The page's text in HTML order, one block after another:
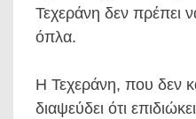
Τεχεράνη δεν πρέπει
όπλα.
Η Τεχεράνη, που δεν
διαψεύδει ότι